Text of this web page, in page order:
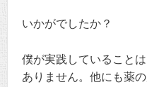
いかがでしたか？
僕が実践していること
ありません。他にも薬